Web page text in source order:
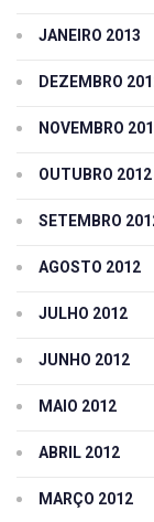
JANEIRO 2013
DEZEMBRO
NOVEMBRO
OUTUBRO 2012
SETEMBRO
AGOSTO 2012
JULHO 2012
JUNHO 2012
MAIO 2012
ABRIL 2012
MARÇO 2012